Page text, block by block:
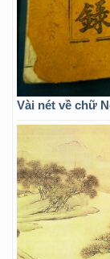
Vài nét về chữ